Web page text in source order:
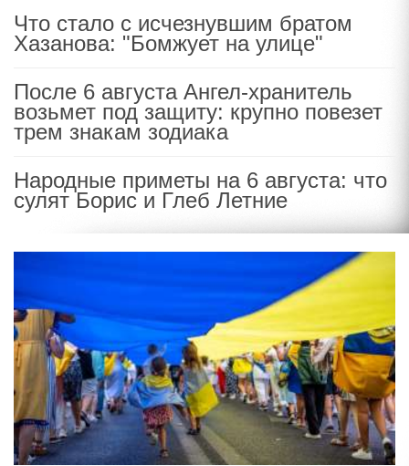
Что стало с исчезнувшим братом
Хазанова: "Бомжует на улице"
После 6 августа Ангел-хранитель
возьмет под защиту: крупно повезет
трем знакам зодиака
Народные приметы на 6 августа: что
сулят Борис и Глеб Летние